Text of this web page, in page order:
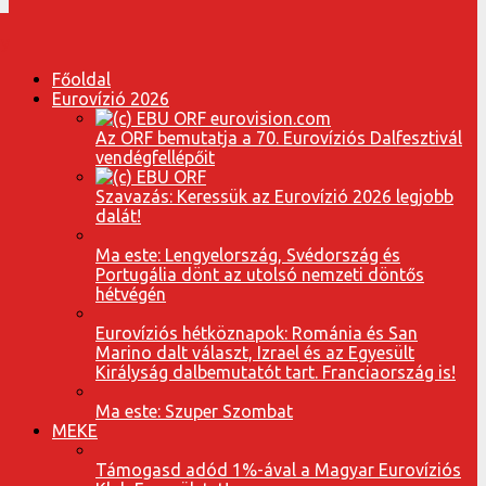
Főoldal
Eurovízió 2026
Az ORF bemutatja a 70. Eurovíziós Dalfesztivál
vendégfellépőit
Szavazás: Keressük az Eurovízió 2026 legjobb
dalát!
Ma este: Lengyelország, Svédország és
Portugália dönt az utolsó nemzeti döntős
hétvégén
Eurovíziós hétköznapok: Románia és San
Marino dalt választ, Izrael és az Egyesült
Királyság dalbemutatót tart. Franciaország is!
Ma este: Szuper Szombat
MEKE
Támogasd adód 1%-ával a Magyar Eurovíziós